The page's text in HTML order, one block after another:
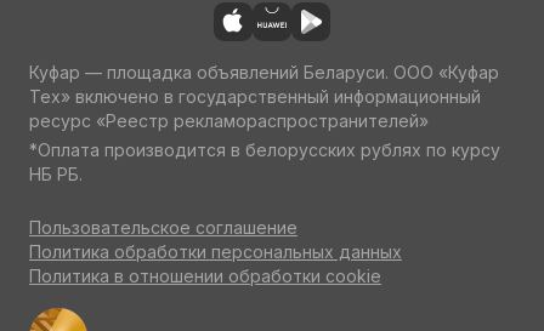
Куфар — площадка объявлений Беларуси. ООО «Куфар
Тех» включено в государственный информационный
ресурс «Реестр рекламораспространителей»
*Оплата производится в белорусских рублях по курсу
НБ РБ.
Пользовательское соглашение
Политика обработки персональных данных
Политика в отношении обработки cookie